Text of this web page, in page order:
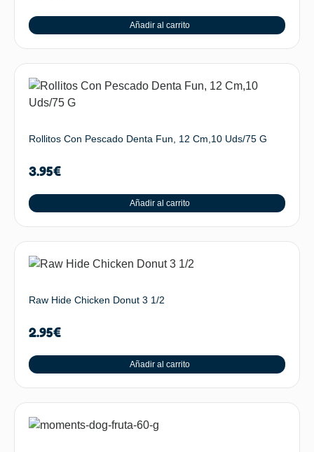
Añadir al carrito
Rollitos Con Pescado Denta Fun, 12 Cm,10 Uds/75 G
3.95€
Añadir al carrito
Raw Hide Chicken Donut 3 1/2
2.95€
Añadir al carrito